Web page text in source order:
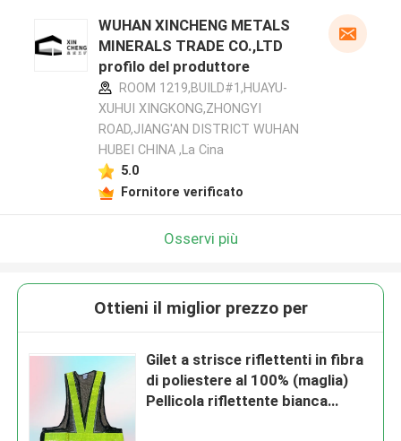
WUHAN XINCHENG METALS
MINERALS TRADE CO.,LTD
profilo del produttore
ROOM 1219,BUILD#1,HUAYU-
XUHUI XINGKONG,ZHONGYI
ROAD,JIANG'AN DISTRICT WUHAN
HUBEI CHINA ,La Cina
5.0
Fornitore verificato
Osservi più
Ottieni il miglior prezzo per
Gilet a strisce riflettenti in fibra
di poliestere al 100% (maglia)
Pellicola riflettente bianca